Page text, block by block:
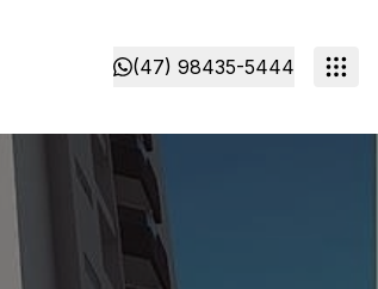
(47) 98435-5444